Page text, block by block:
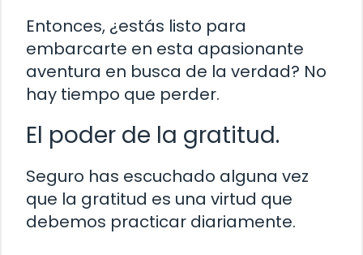
Entonces, ¿estás listo para
embarcarte en esta apasionante
aventura en busca de la verdad? No
hay tiempo que perder.
El poder de la gratitud.
Seguro has escuchado alguna vez
que la gratitud es una virtud que
debemos practicar diariamente.